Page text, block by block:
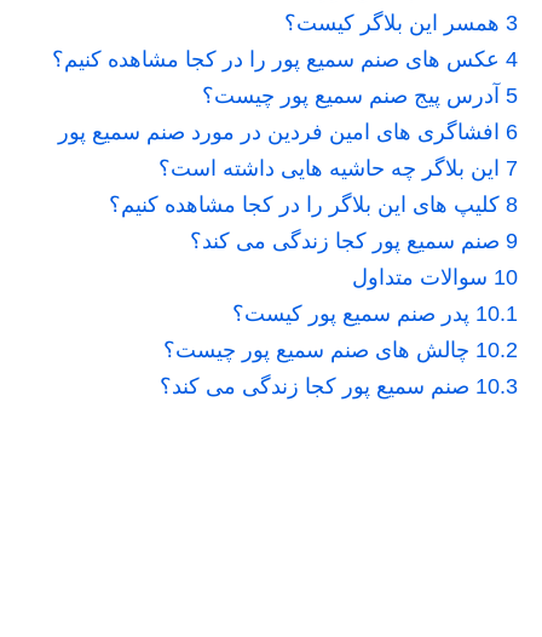
3 همسر این بلاگر کیست؟
4 عکس های صنم سمیع پور را در کجا مشاهده کنیم؟
5 آدرس پیج صنم سمیع پور چیست؟
6 افشاگری های امین فردین در مورد صنم سمیع پور
7 این بلاگر چه حاشیه هایی داشته است؟
8 کلیپ های این بلاگر را در کجا مشاهده کنیم؟
9 صنم سمیع پور کجا زندگی می کند؟
10 سوالات متداول
10.1 پدر صنم سمیع پور کیست؟
10.2 چالش های صنم سمیع پور چیست؟
10.3 صنم سمیع پور کجا زندگی می کند؟